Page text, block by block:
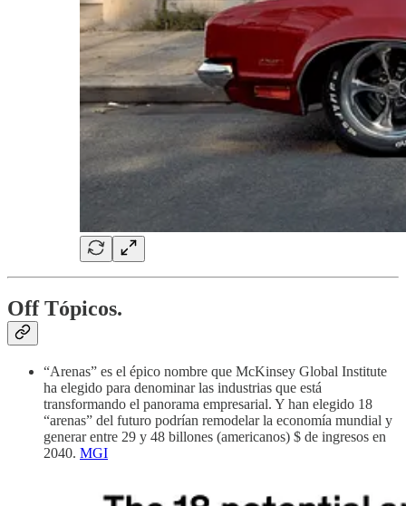
Off Tópicos.
“Arenas” es el épico nombre que McKinsey Global Institute
ha elegido para denominar las industrias que está
transformando el panorama empresarial. Y han elegido 18
“arenas” del futuro podrían remodelar la economía mundial y
generar entre 29 y 48 billones (americanos) $ de ingresos en
2040. MGI